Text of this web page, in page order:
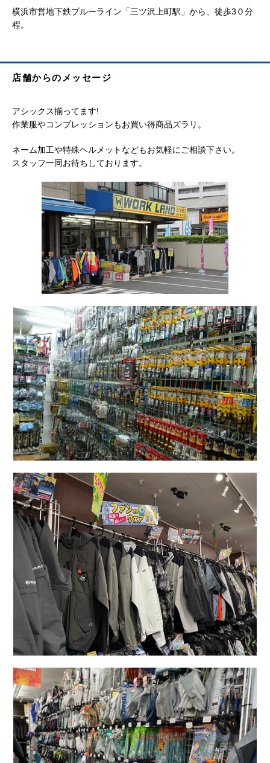
横浜市営地下鉄ブルーライン「三ツ沢上町駅」から、徒歩3０分
程。
店舗からのメッセージ
アシックス揃ってます!
作業服やコンプレッションもお買い得商品ズラリ。
ネーム加工や特殊ヘルメットなどもお気軽にご相談下さい。
スタッフ一同お待ちしております。